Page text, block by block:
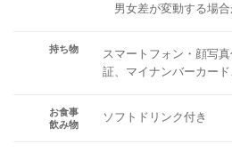
男女差が変動する場合
持ち物
スマートフォン・顔写
証、マイナンバーカード
お食事
飲み物
ソフトドリンク付き